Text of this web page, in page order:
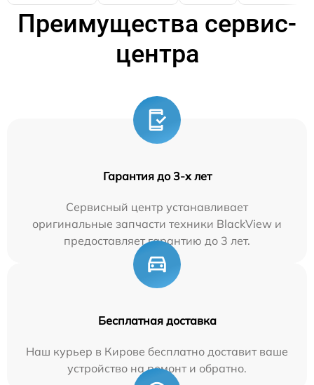
Преимущества сервис-
центра
Гарантия до 3-х лет
Сервисный центр устанавливает
оригинальные запчасти техники BlackView и
предоставляет гарантию до 3 лет.
Бесплатная доставка
Наш курьер в Кирове бесплатно доставит ваше
устройство на ремонт и обратно.